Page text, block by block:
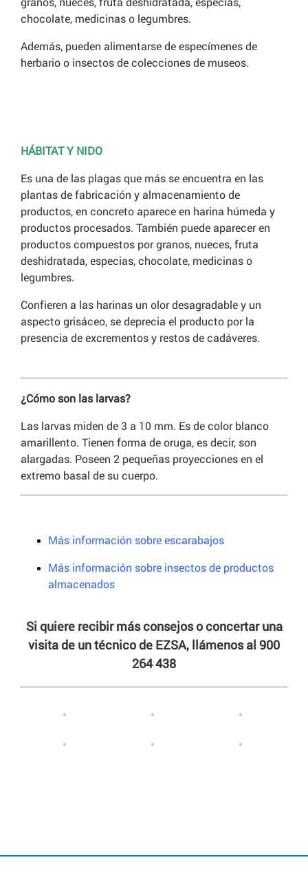
chocolate, medicinas o legumbres.
Además, pueden alimentarse de especímenes de
herbario o insectos de colecciones de museos.
HÁBITAT Y NIDO
Es una de las plagas que más se encuentra en las
plantas de fabricación y almacenamiento de
productos, en concreto aparece en harina húmeda y
productos procesados. También puede aparecer en
productos compuestos por granos, nueces, fruta
deshidratada, especias, chocolate, medicinas o
legumbres.
Confieren a las harinas un olor desagradable y un
aspecto grisáceo, se deprecia el producto por la
presencia de excrementos y restos de cadáveres.
¿Cómo son las larvas?
Las larvas miden de 3 a 10 mm. Es de color blanco
amarillento. Tienen forma de oruga, es decir, son
alargadas. Poseen 2 pequeñas proyecciones en el
extremo basal de su cuerpo.
Más información sobre escarabajos
Más información sobre insectos de productos
almacenados
Si quiere recibir más consejos o concertar una
visita de un técnico de EZSA, llámenos al 900
264 438